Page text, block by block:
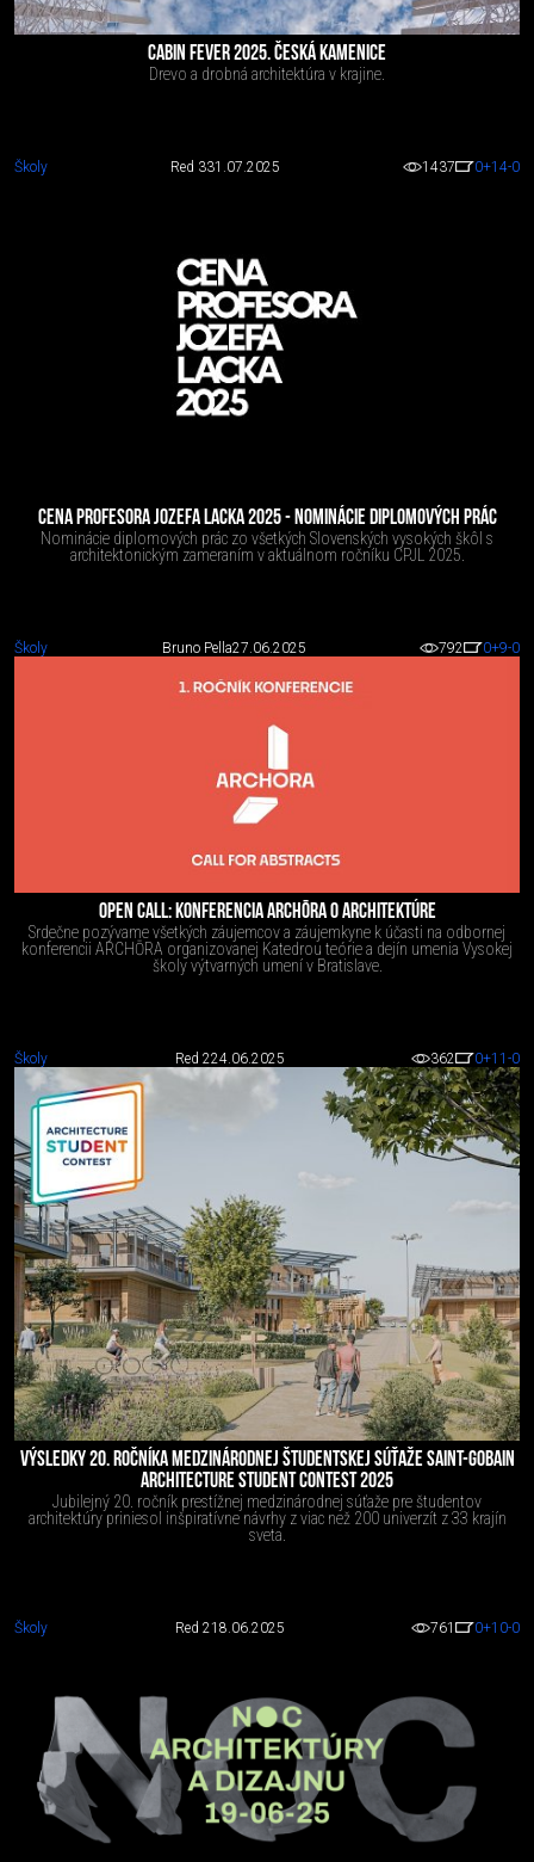
CABIN FEVER 2025. ČESKÁ KAMENICE
Drevo a drobná architektúra v krajine.
Školy Red 331.07.2025 1437 0+14-0
CENA PROFESORA JOZEFA LACKA 2025 - NOMINÁCIE DIPLOMOVÝCH PRÁC
Nominácie diplomových prác zo všetkých Slovenských vysokých škôl s
architektonickým zameraním v aktuálnom ročníku CPJL 2025.
Školy Bruno Pella27.06.2025 792 0+9-0
OPEN CALL: KONFERENCIA ARCHŌRA O ARCHITEKTÚRE
Srdečne pozývame všetkých záujemcov a záujemkyne k účasti na odbornej
konferencii ARCHŌRA organizovanej Katedrou teórie a dejín umenia Vysokej
školy výtvarných umení v Bratislave.
Školy Red 224.06.2025 362 0+11 -0
VÝSLEDKY 20. ROČNÍKA MEDZINÁRODNEJ ŠTUDENTSKEJ SÚŤAŽE SAINT-GOBAIN
ARCHITECTURE STUDENT CONTEST 2025
Jubilejný 20. ročník prestížnej medzinárodnej súťaže pre študentov
architektúry priniesol inšpiratívne návrhy z viac než 200 univerzít z 33 krajín
sveta.
Školy Red 218.06.2025 761 0+10-0